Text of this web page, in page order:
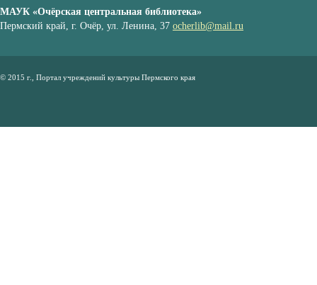
МАУК «Очёрская центральная библиотека»
Пермский край, г. Очёр, ул. Ленина, 37 ocherlib@mail.ru
© 2015 г., Портал учреждений культуры Пермского края